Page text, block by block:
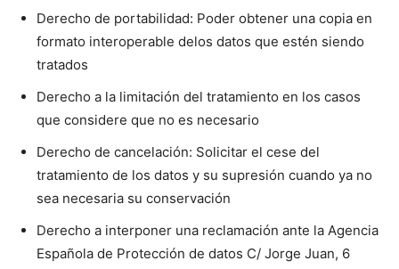
Derecho de portabilidad: Poder obtener una copia en
formato interoperable delos datos que estén siendo
tratados
Derecho a la limitación del tratamiento en los casos
que considere que no es necesario
Derecho de cancelación: Solicitar el cese del
tratamiento de los datos y su supresión cuando ya no
sea necesaria su conservación
Derecho a interponer una reclamación ante la Agencia
Española de Protección de datos C/ Jorge Juan, 6